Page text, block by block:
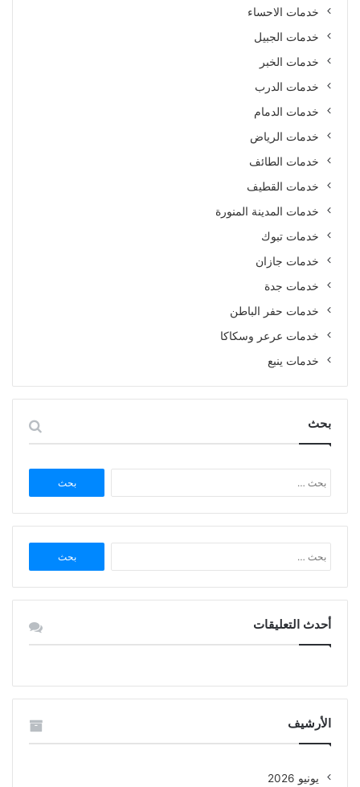
خدمات الاحساء
خدمات الجبيل
خدمات الخبر
خدمات الدرب
خدمات الدمام
خدمات الرياض
خدمات الطائف
خدمات القطيف
خدمات المدينة المنورة
خدمات تبوك
خدمات جازان
خدمات جدة
خدمات حفر الباطن
خدمات عرعر وسكاكا
خدمات ينبع
بحث
عن:
عن:
أحدث التعليقات
الأرشيف
يونيو 2026